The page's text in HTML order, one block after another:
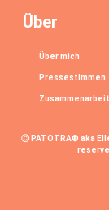
Über
Über mich
Pressestimmen
Zusammenarbeit
Ⓒ PATOTRA® aka